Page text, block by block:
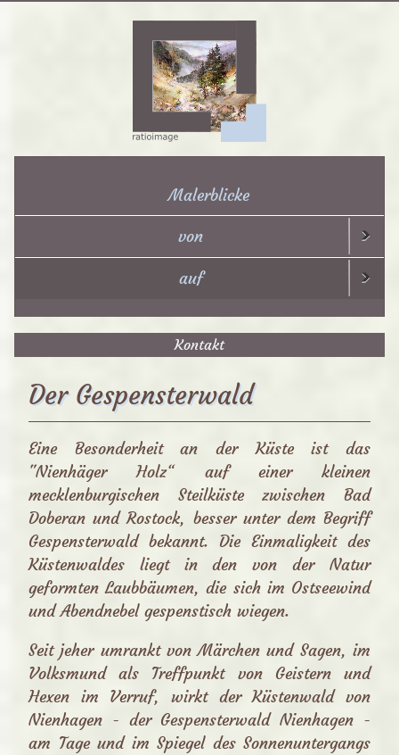
Malerblicke
von
auf
Kontakt
Der Gespensterwald
Eine Besonderheit an der Küste ist das
"Nienhäger Holz“ auf einer kleinen
mecklenburgischen Steilküste zwischen Bad
Doberan und Rostock, besser unter dem Begriff
Gespensterwald bekannt. Die Einmaligkeit des
Küstenwaldes liegt in den von der Natur
geformten Laubbäumen, die sich im Ostseewind
und Abendnebel gespenstisch wiegen.
Seit jeher umrankt von Märchen und Sagen, im
Volksmund als Treffpunkt von Geistern und
Hexen im Verruf, wirkt der Küstenwald von
Nienhagen - der Gespensterwald Nienhagen -
am Tage und im Spiegel des Sonnenuntergangs